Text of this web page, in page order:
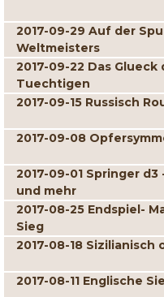
2017-09-29 Auf der
Weltmeisters
2017-09-22 Das Glueck
Tuechtigen
2017-09-15 Russisch
2017-09-08
2017-09-01 Springer
und mehr
2017-08-25 Endspiel-
Sieg
2017-08-18 Sizilianisch
2017-08-11 Englische